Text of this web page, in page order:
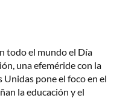
todo el mundo el Día
una efeméride con la
pone el foco en el
la educación y el